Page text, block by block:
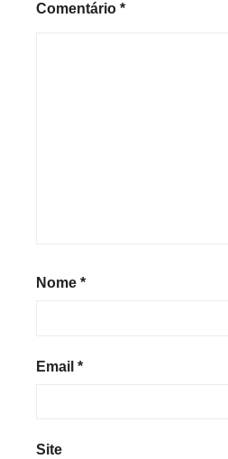
Comentário *
Nome *
Email *
Site